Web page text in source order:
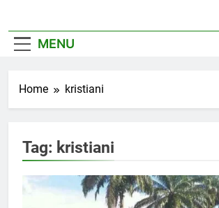
MENU
Home kristiani
Tag: kristiani